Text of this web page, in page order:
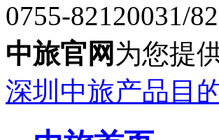
0755-82120031/
中旅官网 为您提
深圳中旅产品目